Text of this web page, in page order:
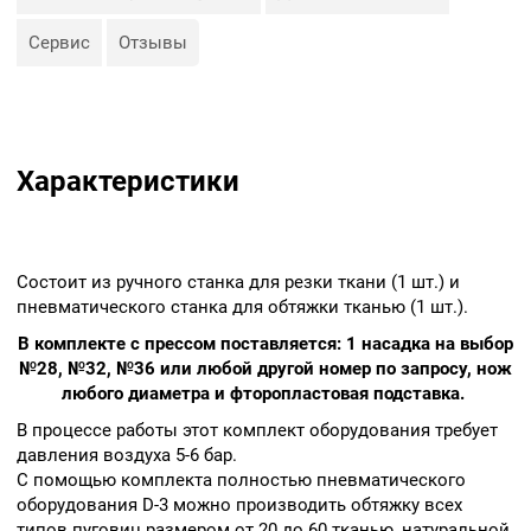
пуговиц в час.
должного качества
рекомендуем
пуговицы,купленные у нас
в интернет-магазине
Сервис Отзывы
Характеристики
Состоит из ручного станка для резки ткани (1 шт.) и
пневматического станка для обтяжки тканью (1 шт.).
В комплекте с прессом поставляется: 1 насадка на выбор
№28, №32, №36 или любой другой номер по запросу, нож
любого диаметра и фторопластовая подставка.
В процессе работы этот комплект оборудования требует
давления воздуха 5-6 бар.
С помощью комплекта полностью пневматического
оборудования D-3 можно производить обтяжку всех